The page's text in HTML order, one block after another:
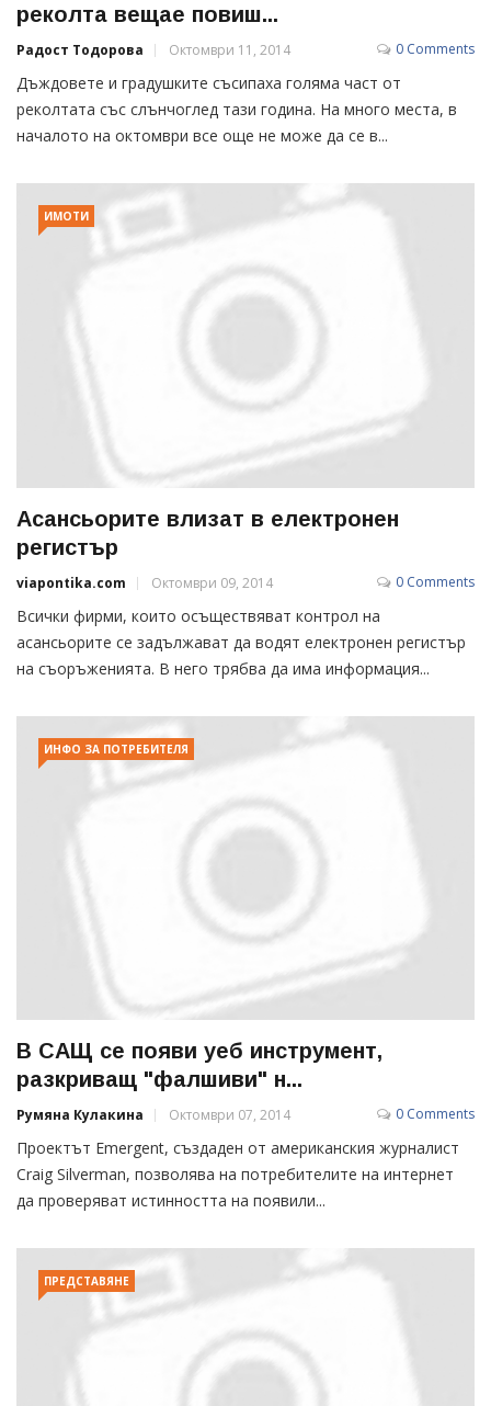
реколта вещае повиш...
Радост Тодорова Октомври 11, 2014 0 Comments
Дъждовете и градушките съсипаха голяма част от
реколтата със слънчоглед тази година. На много места, в
началото на октомври все още не може да се в...
ИМОТИ
Асансьорите влизат в електронен
регистър
viapontika.com Октомври 09, 2014 0 Comments
Всички фирми, които осъществяват контрол на
асансьорите се задължават да водят електронен регистър
на съоръженията. В него трябва да има информация...
ИНФО ЗА ПОТРЕБИТЕЛЯ
В САЩ се появи уеб инструмент,
разкриващ "фалшиви" н...
Румяна Кулакина Октомври 07, 2014 0 Comments
Проектът Emergent, създаден от американския журналист
Craig Silverman, позволява на потребителите на интернет
да проверяват истинността на появили...
ПРЕДСТАВЯНЕ